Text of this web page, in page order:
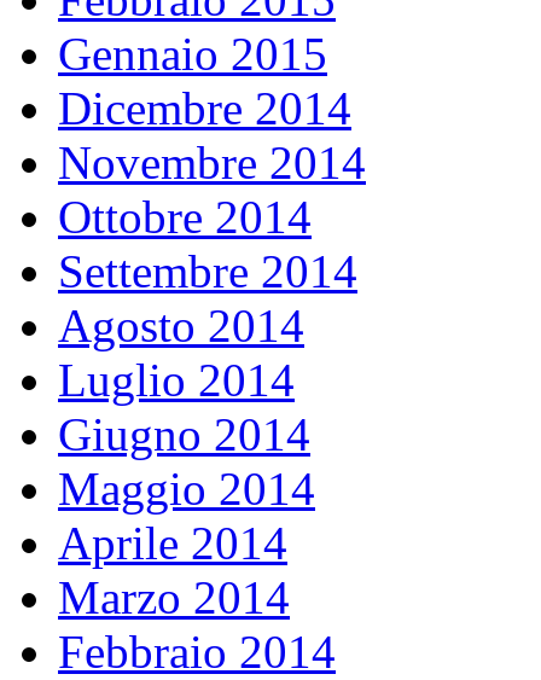
Gennaio 2015
Dicembre 2014
Novembre 2014
Ottobre 2014
Settembre 2014
Agosto 2014
Luglio 2014
Giugno 2014
Maggio 2014
Aprile 2014
Marzo 2014
Febbraio 2014